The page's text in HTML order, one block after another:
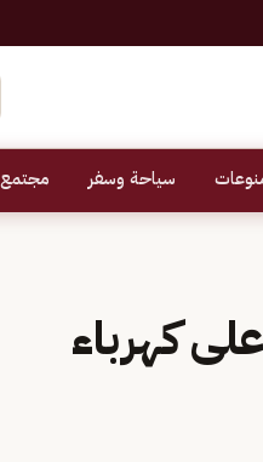
سياحة وسفر مجتمع
كهرباء